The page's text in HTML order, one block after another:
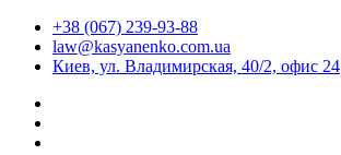
+38 (067) 239-93-88
law@kasyanenko.com.ua
Киев, ул. Владимирская, 40/2, офис 24